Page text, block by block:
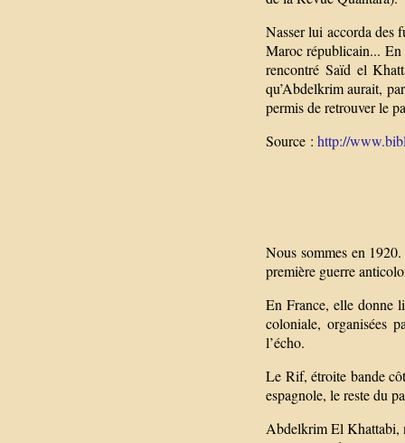
Nasser lui accorda des
Maroc républicain...
rencontré Saïd el
qu’Abdelkrim aurait,
permis de retrouver le
Source : http://
Nous sommes en
première guerre
En France, elle donne
coloniale, organisées
l’écho.
Le Rif, étroite bande
espagnole, le reste du
Abdelkrim El Khattabi,